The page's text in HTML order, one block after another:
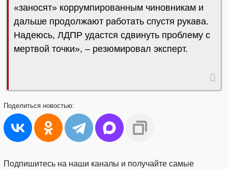
«заносят» коррумпированным чиновникам и
дальше продолжают работать спустя рукава.
Надеюсь, ЛДПР удастся сдвинуть проблему с
мертвой точки», – резюмировал эксперт.
Поделиться новостью:
Подпишитесь на наши каналы и получайте самые